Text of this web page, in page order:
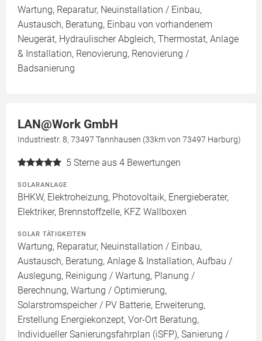
Wartung, Reparatur, Neuinstallation / Einbau,
Austausch, Beratung, Einbau von vorhandenem
Neugerät, Hydraulischer Abgleich, Thermostat, Anlage
& Installation, Renovierung, Renovierung /
Badsanierung
LAN@Work GmbH
Industriestr. 8, 73497 Tannhausen (33km von 73497 Harburg)
5 Sterne aus 4 Bewertungen
SOLARANLAGE
BHKW, Elektroheizung, Photovoltaik, Energieberater,
Elektriker, Brennstoffzelle, KFZ Wallboxen
SOLAR TÄTIGKEITEN
Wartung, Reparatur, Neuinstallation / Einbau,
Austausch, Beratung, Anlage & Installation, Aufbau /
Auslegung, Reinigung / Wartung, Planung /
Berechnung, Wartung / Optimierung,
Solarstromspeicher / PV Batterie, Erweiterung,
Erstellung Energiekonzept, Vor-Ort Beratung,
Individueller Sanierungsfahrplan (iSFP), Sanierung /